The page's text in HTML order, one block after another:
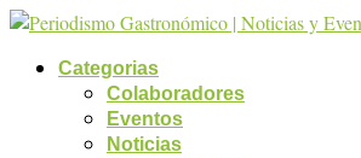
Categorias
Colaboradores
Eventos
Noticias